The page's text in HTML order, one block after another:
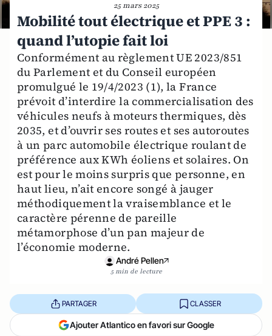
25 mars 2025
Mobilité tout électrique et PPE 3 :
quand l’utopie fait loi
Conformément au règlement UE 2023/851
du Parlement et du Conseil européen
promulgué le 19/4/2023 (1), la France
prévoit d’interdire la commercialisation des
véhicules neufs à moteurs thermiques, dès
2035, et d’ouvrir ses routes et ses autoroutes
à un parc automobile électrique roulant de
préférence aux KWh éoliens et solaires. On
est pour le moins surpris que personne, en
haut lieu, n’ait encore songé à jauger
méthodiquement la vraisemblance et le
caractère pérenne de pareille
métamorphose d’un pan majeur de
l’économie moderne.
André Pellen
5 min de lecture
PARTAGER CLASSER
Ajouter Atlantico en favori sur Google